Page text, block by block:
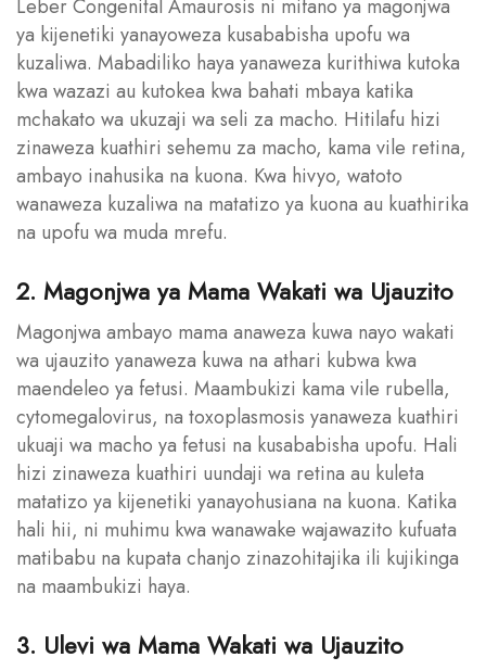
Leber Congenital Amaurosis ni mifano ya magonjwa
ya kijenetiki yanayoweza kusababisha upofu wa
kuzaliwa. Mabadiliko haya yanaweza kurithiwa kutoka
kwa wazazi au kutokea kwa bahati mbaya katika
mchakato wa ukuzaji wa seli za macho. Hitilafu hizi
zinaweza kuathiri sehemu za macho, kama vile retina,
ambayo inahusika na kuona. Kwa hivyo, watoto
wanaweza kuzaliwa na matatizo ya kuona au kuathirika
na upofu wa muda mrefu.
2. Magonjwa ya Mama Wakati wa Ujauzito
Magonjwa ambayo mama anaweza kuwa nayo wakati
wa ujauzito yanaweza kuwa na athari kubwa kwa
maendeleo ya fetusi. Maambukizi kama vile rubella,
cytomegalovirus, na toxoplasmosis yanaweza kuathiri
ukuaji wa macho ya fetusi na kusababisha upofu. Hali
hizi zinaweza kuathiri uundaji wa retina au kuleta
matatizo ya kijenetiki yanayohusiana na kuona. Katika
hali hii, ni muhimu kwa wanawake wajawazito kufuata
matibabu na kupata chanjo zinazohitajika ili kujikinga
na maambukizi haya.
3. Ulevi wa Mama Wakati wa Ujauzito